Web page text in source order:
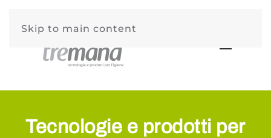
Skip to main content
Tecnologie e prodotti per